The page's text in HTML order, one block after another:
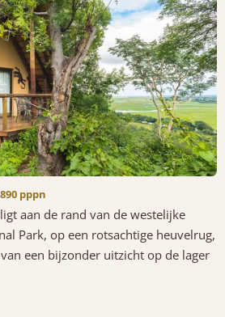
pppn
aan de rand van de westelijke
Park, op een rotsachtige heuvelrug,
een bijzonder uitzicht op de lager